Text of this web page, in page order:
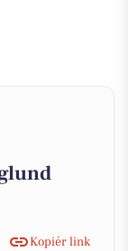
Kopiér link